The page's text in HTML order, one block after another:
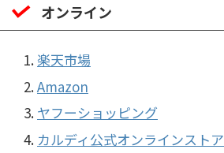
オンライン
楽天市場
Amazon
ヤフーショッピング
カルディ公式オンラインストア